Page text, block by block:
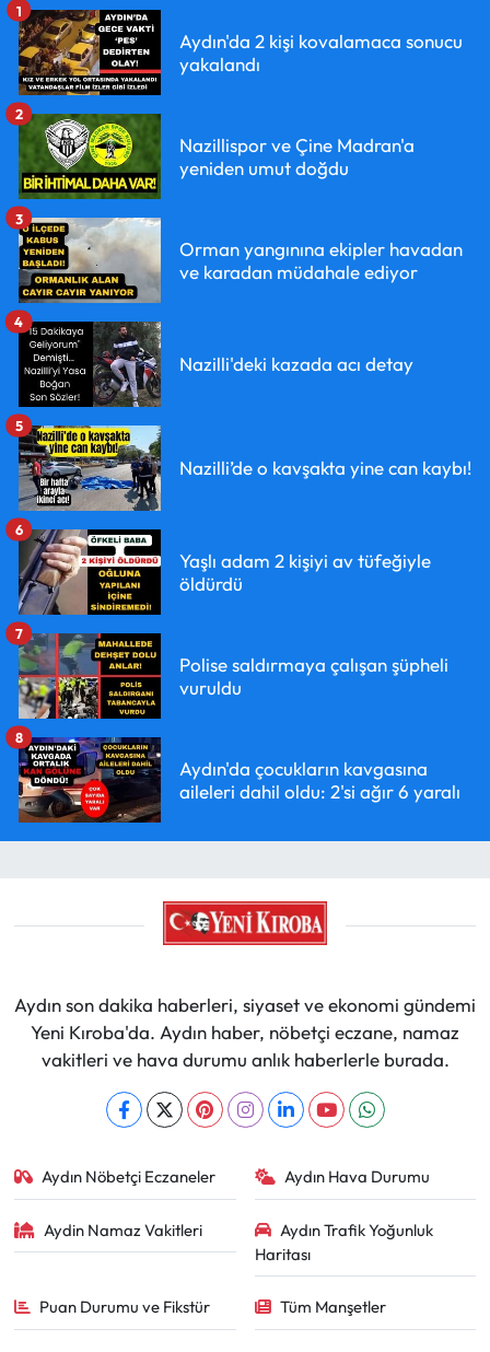
Aydın'da 2 kişi kovalamaca sonucu
yakalandı
1
Nazillispor ve Çine Madran'a
yeniden umut doğdu
2
Orman yangınına ekipler havadan
ve karadan müdahale ediyor
3
Nazilli'deki kazada acı detay
4
Nazilli’de o kavşakta yine can kaybı!
5
Yaşlı adam 2 kişiyi av tüfeğiyle
öldürdü
6
Polise saldırmaya çalışan şüpheli
vuruldu
7
Aydın'da çocukların kavgasına
aileleri dahil oldu: 2'si ağır 6 yaralı
8
Aydın son dakika haberleri, siyaset ve ekonomi gündemi
Yeni Kıroba'da. Aydın haber, nöbetçi eczane, namaz
vakitleri ve hava durumu anlık haberlerle burada.
Aydın Nöbetçi Eczaneler Aydın Hava Durumu
Aydin Namaz Vakitleri
Aydın Trafik Yoğunluk
Haritası
Puan Durumu ve Fikstür Tüm Manşetler